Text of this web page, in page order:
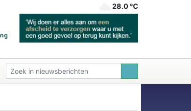
28.0 ℃